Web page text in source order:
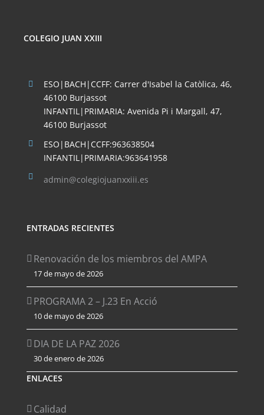
COLEGIO JUAN XXIII
ESO|BACH|CCFF: Carrer d'Isabel la Catòlica, 46,
46100 Burjassot
INFANTIL|PRIMARIA: Avenida Pi i Margall, 47,
46100 Burjassot
ESO|BACH|CCFF:963638504
INFANTIL|PRIMARIA:963641958
admin@colegiojuanxxiii.es
ENTRADAS RECIENTES
Renovación de los miembros del AMPA
17 de mayo de 2026
PROGRAMA 2 – J.23 En Acció
10 de mayo de 2026
DIA DE LA PAZ 2026
30 de enero de 2026
ENLACES
Calidad